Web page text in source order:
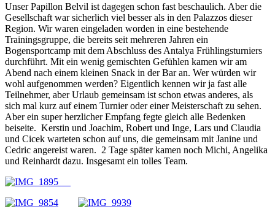
Unser Papillon Belvil ist dagegen schon fast beschaulich. Aber die
Gesellschaft war sicherlich viel besser als in den Palazzos dieser
Region. Wir waren eingeladen worden in eine bestehende
Trainingsgruppe, die bereits seit mehreren Jahren ein
Bogensportcamp mit dem Abschluss des Antalya Frühlingsturniers
durchführt. Mit ein wenig gemischten Gefühlen kamen wir am
Abend nach einem kleinen Snack in der Bar an. Wer würden wir
wohl aufgenommen werden? Eigentlich kennen wir ja fast alle
Teilnehmer, aber Urlaub gemeinsam ist schon etwas anderes, als
sich mal kurz auf einem Turnier oder einer Meisterschaft zu sehen.
Aber ein super herzlicher Empfang fegte gleich alle Bedenken
beiseite. Kerstin und Joachim, Robert und Inge, Lars und Claudia
und Cicek warteten schon auf uns, die gemeinsam mit Janine und
Cedric angereist waren. 2 Tage später kamen noch Michi, Angelika
und Reinhardt dazu. Insgesamt ein tolles Team.